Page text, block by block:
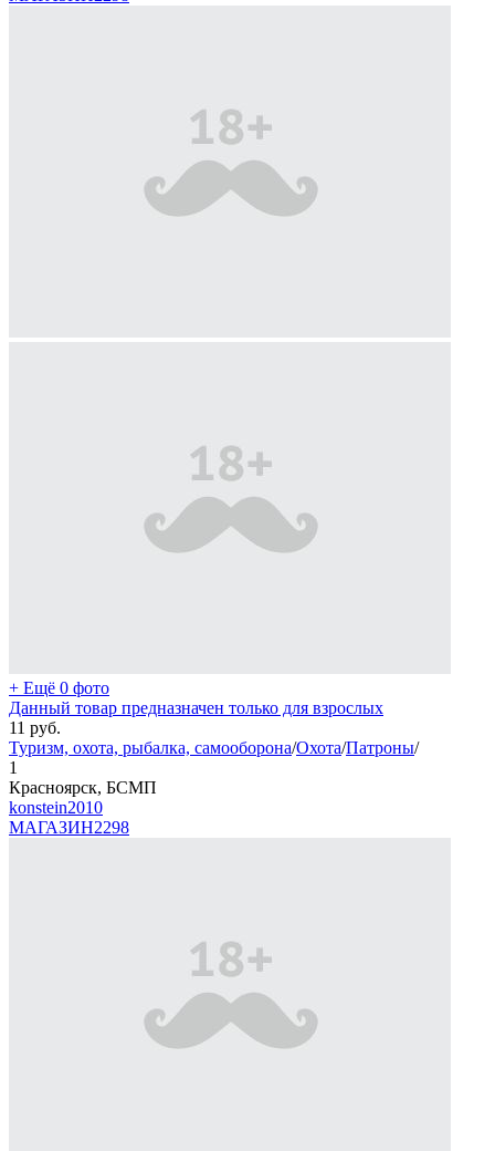
+ Ещё 0 фото
Данный товар предназначен только для взрослых
11 руб.
Туризм, охота, рыбалка, самооборона/Охота/Патроны/
1
Красноярск, БСМП
konstein2010
МАГАЗИН2298